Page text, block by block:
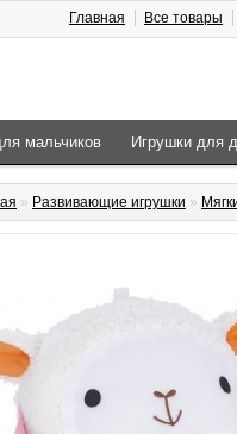
Главная Все товары
мальчиков Игрушки для
» Развивающие игрушки »